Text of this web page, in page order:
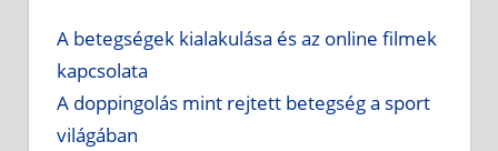
A betegségek kialakulása és az online filmek
kapcsolata
A doppingolás mint rejtett betegség a sport
világában